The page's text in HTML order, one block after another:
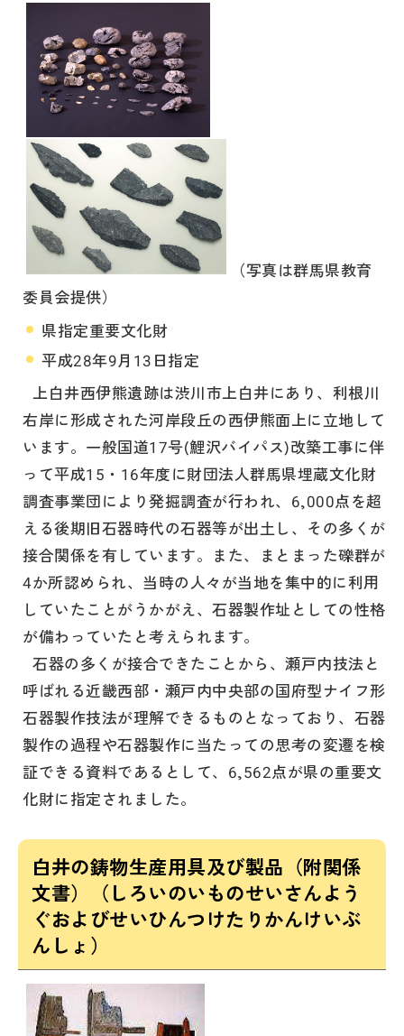
（写真は群馬県教育
委員会提供）
県指定重要文化財
平成28年9月13日指定
上白井西伊熊遺跡は渋川市上白井にあり、利根川
右岸に形成された河岸段丘の西伊熊面上に立地して
います。一般国道17号(鯉沢バイパス)改築工事に伴
って平成15・16年度に財団法人群馬県埋蔵文化財
調査事業団により発掘調査が行われ、6,000点を超
える後期旧石器時代の石器等が出土し、その多くが
接合関係を有しています。また、まとまった礫群が
4か所認められ、当時の人々が当地を集中的に利用
していたことがうかがえ、石器製作址としての性格
が備わっていたと考えられます。
石器の多くが接合できたことから、瀬戸内技法と
呼ばれる近畿西部・瀬戸内中央部の国府型ナイフ形
石器製作技法が理解できるものとなっており、石器
製作の過程や石器製作に当たっての思考の変遷を検
証できる資料であるとして、6,562点が県の重要文
化財に指定されました。
白井の鋳物生産用具及び製品（附関係
文書）（しろいのいものせいさんよう
ぐおよびせいひんつけたりかんけいぶ
んしょ）